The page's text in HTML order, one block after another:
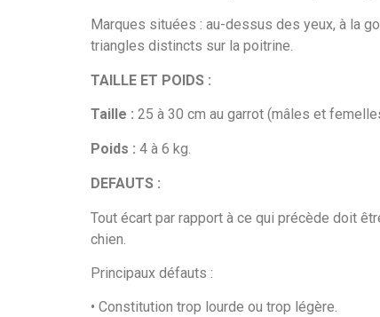
Marques situées : au-dessus des yeux, à la
triangles distincts sur la poitrine.
TAILLE ET POIDS :
Taille : 25 à 30 cm au garrot (mâles et
Poids : 4 à 6 kg.
DEFAUTS :
Tout écart par rapport à ce qui précède doit
chien.
Principaux défauts :
• Constitution trop lourde ou trop légère.